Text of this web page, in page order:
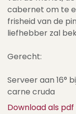
cabernet om te
frisheid van de
liefhebber zal
Gerecht:
Serveer aan 16°
carne cruda
Download als pdf